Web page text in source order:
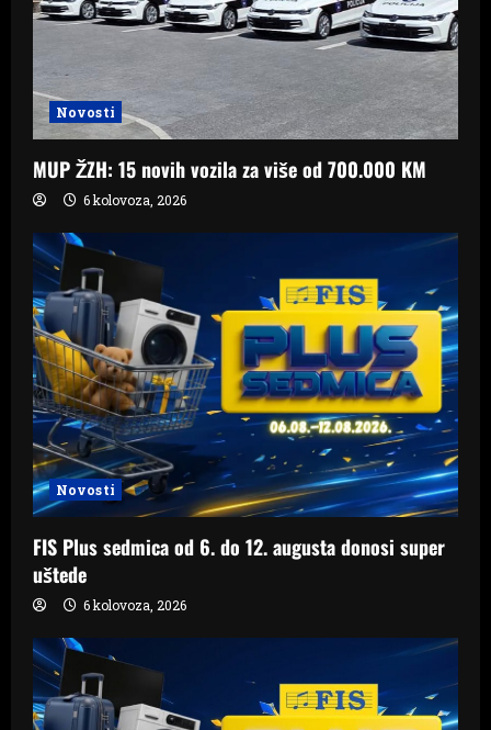
Novosti
MUP ŽZH: 15 novih vozila za više od 700.000 KM
6 kolovoza, 2026
Novosti
FIS Plus sedmica od 6. do 12. augusta donosi super
uštede
6 kolovoza, 2026